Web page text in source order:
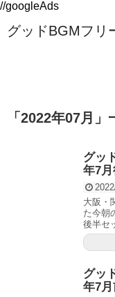
//googleAds
グッドBGMフリ
「 2022年07月 」
グッ
年7
大阪・
た今朝
後半セ
グッ
年7